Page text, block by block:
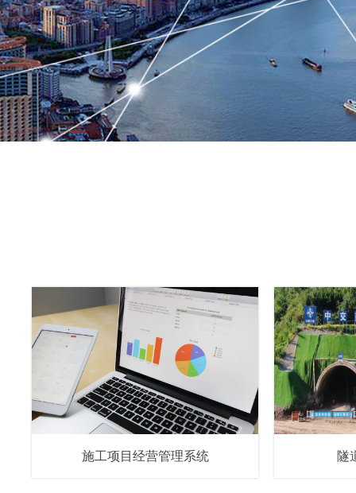
施工项目经营管理系统 隧